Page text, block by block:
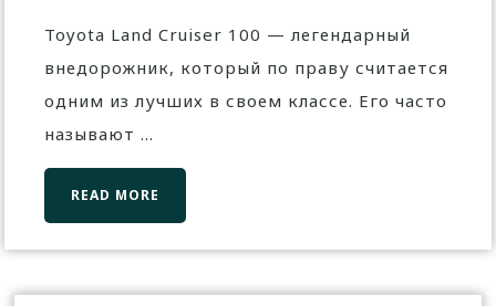
Toyota Land Cruiser 100 — легендарный
внедорожник, который по праву считается
одним из лучших в своем классе. Его часто
называют ...
READ MORE